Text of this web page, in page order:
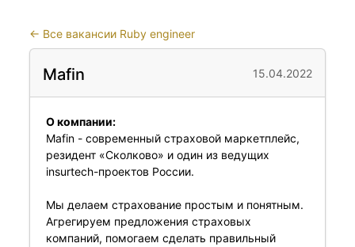
← Все вакансии Ruby engineer
Mafin 15.04.2022
О компании:
Mafin - современный страховой маркетплейс,
резидент «Сколково» и один из ведущих
insurtech-проектов России.
Мы делаем страхование простым и понятным.
Агрегируем предложения страховых
компаний, помогаем сделать правильный